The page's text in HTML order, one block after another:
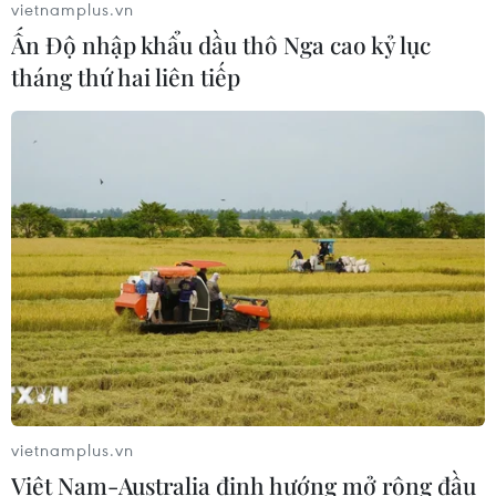
Bộ Giáo dục-Đào tạo yêu cầu địa
phương bảo đảm đủ giáo viên sau
sắp xếp trường học
10/08/2026 09:47
Xem thêm
CƠ QUAN CHỦ QUẢN: THÔNG TẤN XÃ VIỆT NAM
Tổng Biên tập: TRẦN TIẾN DUẨN
vietnamplus.vn
Ấn Độ nhập khẩu dầu thô Nga cao kỷ lục
tháng thứ hai liên tiếp
vietnamplus.vn
Việt Nam-Australia định hướng mở rộng đầu